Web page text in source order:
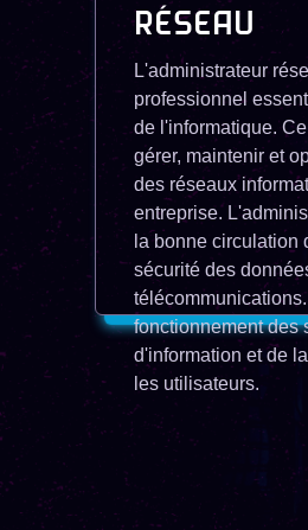
RÉSEAU
L'administrateur
professionnel
de l'informatique.
gérer, maintenir et
des réseaux
entreprise.
la bonne circulation
sécurité des
fonctionnement des
d'information et de
les utilisateurs.